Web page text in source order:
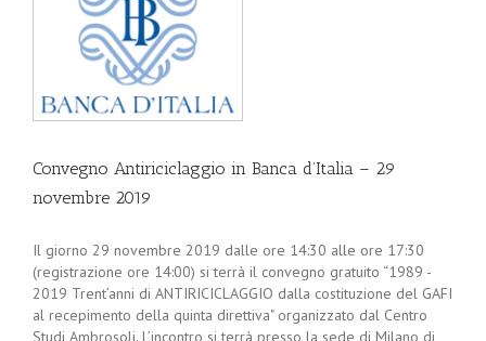
Convegno Antiriciclaggio in Banca d’Italia – 29
novembre 2019
Il giorno 29 novembre 2019 dalle ore 14:30 alle ore 17:30
(registrazione ore 14:00) si terrà il convegno gratuito “1989 -
2019 Trent’anni di ANTIRICICLAGGIO dalla costituzione del GAFI
al recepimento della quinta direttiva" organizzato dal Centro
Studi Ambrosoli. L’incontro si terrà presso la sede di Milano di